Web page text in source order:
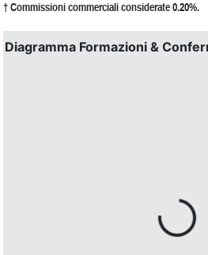
† Commissioni commerciali considerate 0.20%.
Diagramma Formazioni &